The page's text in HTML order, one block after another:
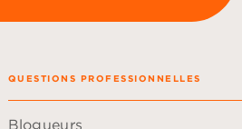
QUESTIONS PROFESSIONNELLES
Blogueurs